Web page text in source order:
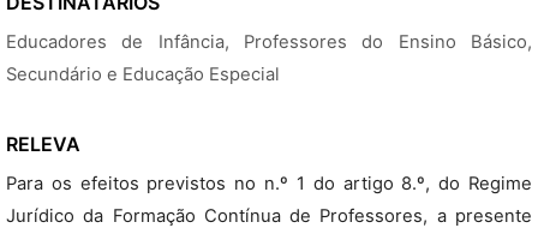
Educadores de Infância, Professores do Ensino Básico,
Secundário e Educação Especial
RELEVA
Para os efeitos previstos no n.º 1 do artigo 8.º, do Regime
Jurídico da Formação Contínua de Professores, a presente